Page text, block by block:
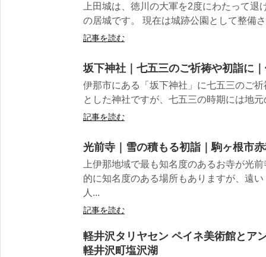
上田城は、徳川の大軍を2度にわたって
の居城です。 現在は城跡公園として整備
記事を読む
坂下神社｜七五三のご祈祷や初詣に
伊那市にある「坂下神社」に七五三のご
とした神社ですが、七五三の時期には地
記事を読む
光前寺｜雪の積もる初詣｜駒ヶ根市
上伊那地域で最も知名度のあるお寺が光
的に知名度のある場所もありますが、遠
人...
記事を読む
軽井沢タリヤセン ペイネ美術館とア
軽井沢町塩沢湖